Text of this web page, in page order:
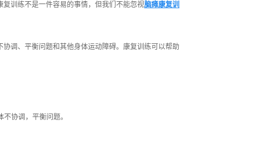
训练不是一件容易的事情，但我们不能忽视脑瘫康复训
调、平衡问题和其他身体运动障碍。康复训练可以帮助
协调，平衡问题。